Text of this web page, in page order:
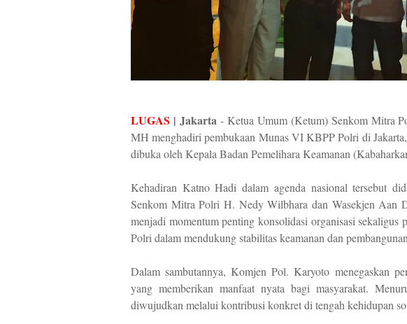
LUGAS | Jakarta - Ketua Umum (Ketum) Senkom Mitra
MH menghadiri pembukaan Munas VI KBPP Polri di
dibuka oleh Kepala Badan Pemelihara Keamanan
Kehadiran Katno Hadi dalam agenda nasional tersebut
Senkom Mitra Polri H. Nedy Wilbhara dan Wasekjen Aan
menjadi momentum penting konsolidasi organisasi sekaligus
Polri dalam mendukung stabilitas keamanan dan
Dalam sambutannya, Komjen Pol. Karyoto menegaskan
yang memberikan manfaat nyata bagi masyarakat.
diwujudkan melalui kontribusi konkret di tengah kehidupan